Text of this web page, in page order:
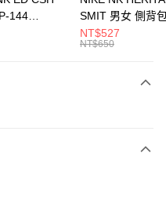
，將跳轉至「AFTEE先享後付」
運費
運費
144
男女 短統襪
SMIT 男女 側背
BA5871010
NT$527
NT$650